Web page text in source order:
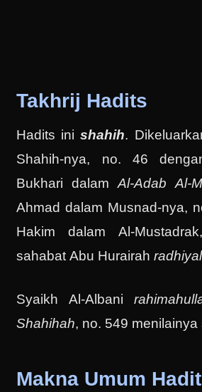
Takhrij Hadits
Hadits inishahih.
Shahih-nya, no. 46
Bukhari dalamAl-Adab Al-
Ahmad dalam Musnad-nya,
Hakim dalam Al-
sahabat Abu Hurairah
Syaikh Al-Albani
Shahihah, no. 549 menilainya
Makna Umum